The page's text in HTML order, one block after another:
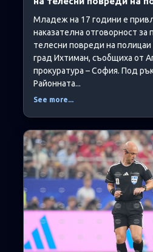
Младеж на 17 години е
наказателна отговорност за
телесни повреди на полицаи
град Ихтиман, съобщиха от
прокуратура – София. Под
Районната...
See more...